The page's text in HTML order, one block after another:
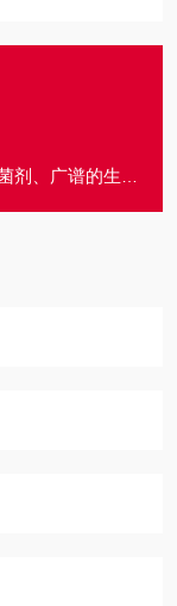
谱的生物抑制剂